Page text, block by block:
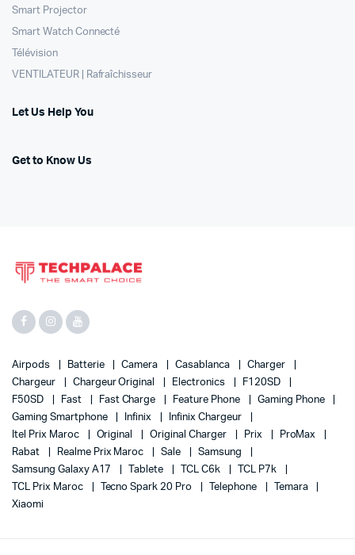
Smart Projector
Smart Watch Connecté
Télévision
VENTILATEUR | Rafraîchisseur
Let Us Help You
Get to Know Us
Airpods Batterie Camera Casablanca
Charger
Chargeur
Chargeur Original Electronics
F120SD
F50SD
Fast Fast Charge Feature Phone
Gaming Phone
Gaming Smartphone
Infinix
Infinix Chargeur
Itel Prix Maroc
Original Original Charger Prix
ProMax
Rabat
Realme Prix Maroc Sale
Samsung
Samsung Galaxy A17
Tablete TCL C6k
TCL P7k
TCL Prix Maroc
Tecno Spark 20 Pro Telephone
Temara
Xiaomi